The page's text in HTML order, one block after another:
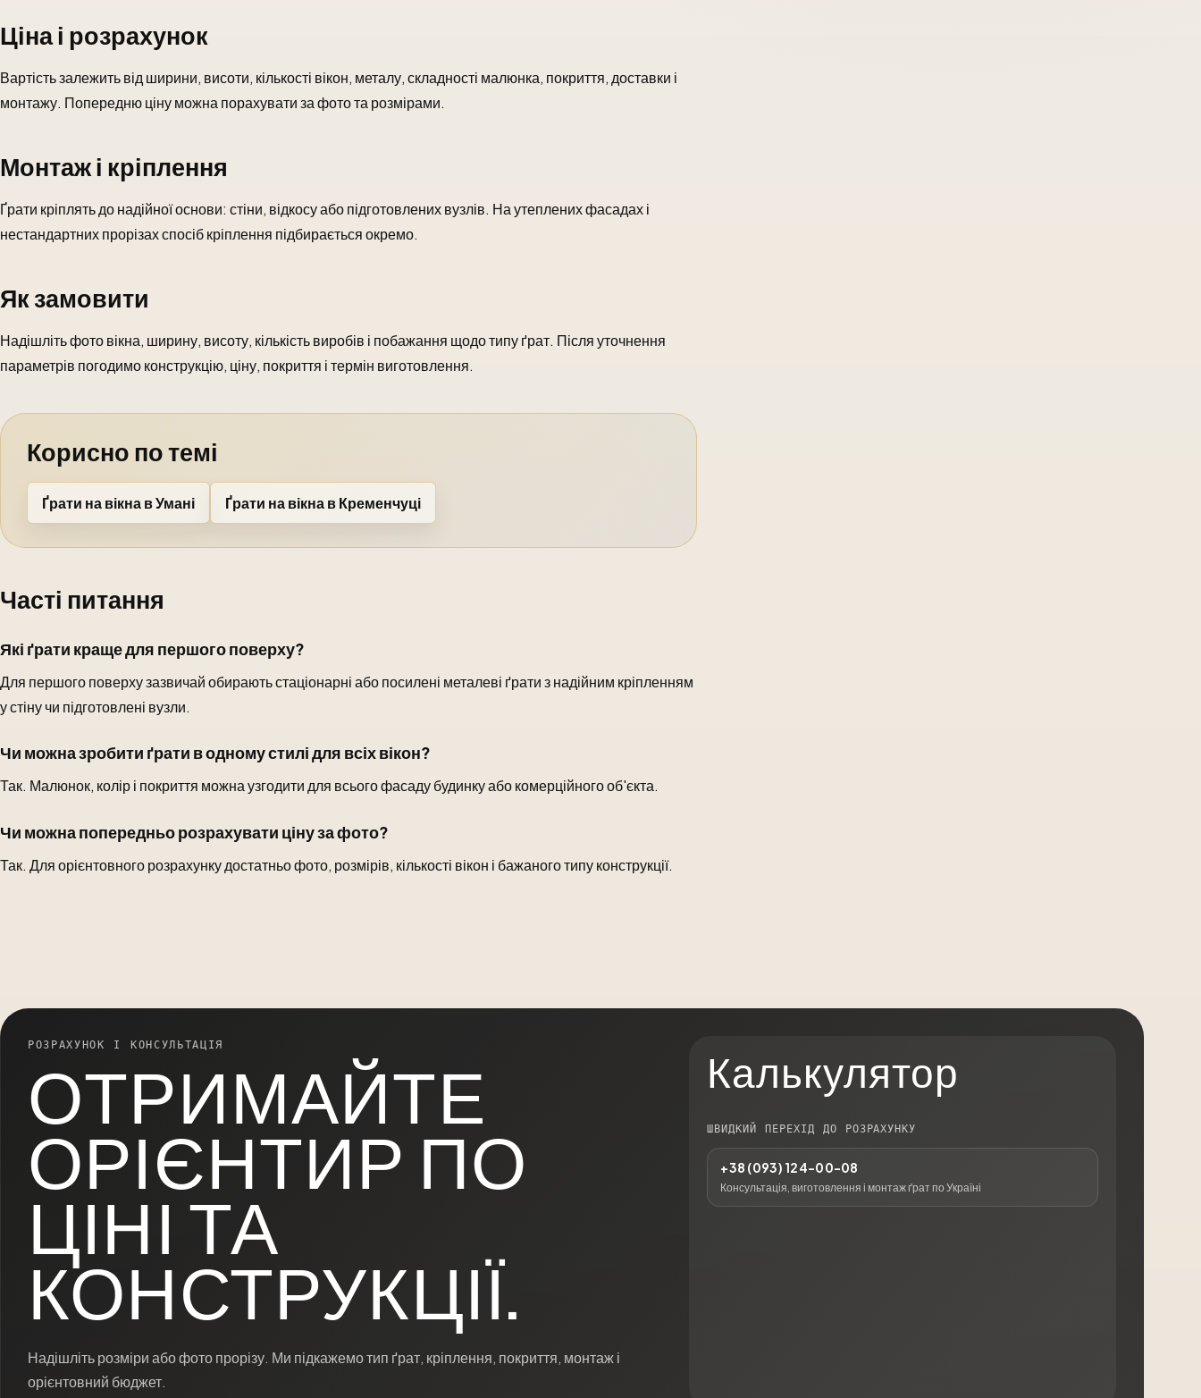
Ціна і розрахунок
Вартість залежить від ширини, висоти, кількості вікон, металу, складності малюнка, покриття, доставки і
монтажу. Попередню ціну можна порахувати за фото та розмірами.
Монтаж і кріплення
Ґрати кріплять до надійної основи: стіни, відкосу або підготовлених вузлів. На утеплених фасадах і
нестандартних прорізах спосіб кріплення підбирається окремо.
Як замовити
Надішліть фото вікна, ширину, висоту, кількість виробів і побажання щодо типу ґрат. Після уточнення
параметрів погодимо конструкцію, ціну, покриття і термін виготовлення.
Корисно по темі
Ґрати на вікна в Умані Ґрати на вікна в Кременчуці
Часті питання
Які ґрати краще для першого поверху?
Для першого поверху зазвичай обирають стаціонарні або посилені металеві ґрати з надійним кріпленням
у стіну чи підготовлені вузли.
Чи можна зробити ґрати в одному стилі для всіх вікон?
Так. Малюнок, колір і покриття можна узгодити для всього фасаду будинку або комерційного об'єкта.
Чи можна попередньо розрахувати ціну за фото?
Так. Для орієнтовного розрахунку достатньо фото, розмірів, кількості вікон і бажаного типу конструкції.
РОЗРАХУНОК І КОНСУЛЬТАЦІЯ
ОТРИМАЙТЕ
ОРІЄНТИР ПО
ЦІНІ ТА
КОНСТРУКЦІЇ.
Надішліть розміри або фото прорізу. Ми підкажемо тип ґрат, кріплення, покриття, монтаж і
орієнтовний бюджет.
Калькулятор
ШВИДКИЙ ПЕРЕХІД ДО РОЗРАХУНКУ
+38 (093) 124-00-08
Консультація, виготовлення і монтаж ґрат по Україні